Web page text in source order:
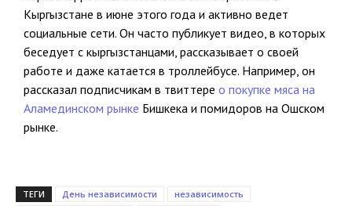
Кыргызстане в июне этого года и активно ведет
социальные сети. Он часто публикует видео, в которых
беседует с кыргызстанцами, рассказывает о своей
работе и даже катается в троллейбусе. Например, он
рассказал подписчикам в твиттере о покупке мяса на
Аламединском рынке Бишкека и помидоров на Ошском
рынке.
ТЕГИ День независимости
независимость